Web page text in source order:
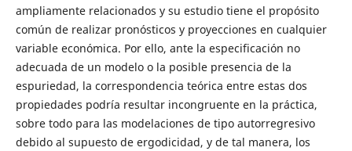
ampliamente relacionados y su estudio tiene el propósito
común de realizar pronósticos y proyecciones en cualquier
variable económica. Por ello, ante la especificación no
adecuada de un modelo o la posible presencia de la
espuriedad, la correspondencia teórica entre estas dos
propiedades podría resultar incongruente en la práctica,
sobre todo para las modelaciones de tipo autorregresivo
debido al supuesto de ergodicidad, y de tal manera, los